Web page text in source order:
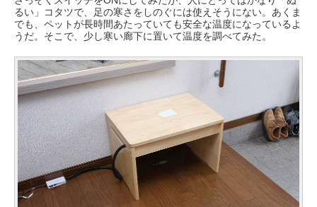
るい」コタツで、足の寒さをしのぐには使えそうにない。あくま
でも、ペットが長時間あたっていても安全な温度になっているよ
うだ。そこで、少し寒い廊下に置いて温度を調べてみた。